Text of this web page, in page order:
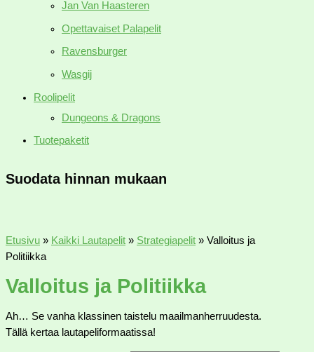
Jan Van Haasteren
Opettavaiset Palapelit
Ravensburger
Wasgij
Roolipelit
Dungeons & Dragons
Tuotepaketit
Suodata hinnan mukaan
Etusivu » Kaikki Lautapelit » Strategiapelit » Valloitus ja
Politiikka
Valloitus ja Politiikka
Ah… Se vanha klassinen taistelu maailmanherruudesta.
Tällä kertaa lautapeliformaatissa!